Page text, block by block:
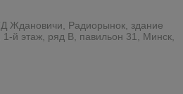
Ждановичи, Радиорынок, здание
1-й этаж, ряд В, павильон 31, Минск,